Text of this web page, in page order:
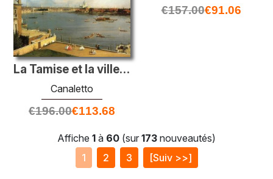
€157.00€91.06
La Tamise et la ville de Londres de Richmond House
Canaletto
€196.00€113.68
Affiche 1 à 60 (sur 173 nouveautés)
1
2 3 [Suiv >>]